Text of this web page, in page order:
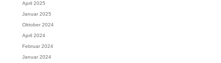
April 2025
Januar 2025
Oktober 2024
April 2024
Februar 2024
Januar 2024